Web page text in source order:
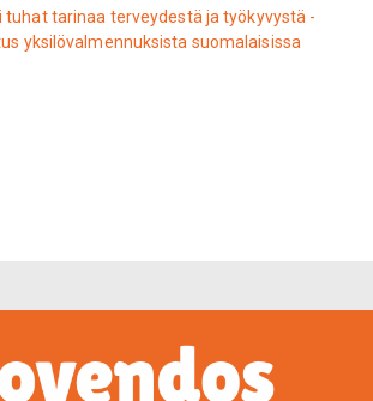
tuhat tarinaa terveydestä ja työkyvystä -
yksilövalmennuksista suomalaisissa